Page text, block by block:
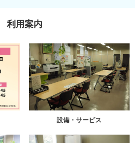
利用案内
設備・サービス